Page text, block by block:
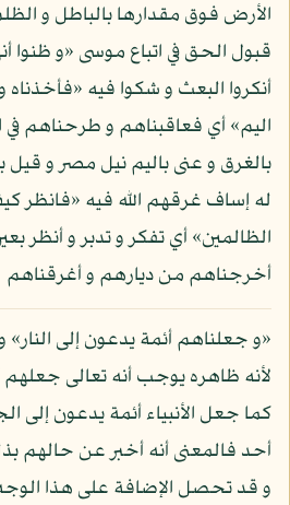
الأرض فوق مقدارها بالباطل و
قبول الحق في اتباع موسى «و ظنوا
أنكروا البعث و شكوا فيه «فأخذناه
اليم» أي فعاقبناهم و طرحناهم في
بالغرق و عنى باليم نيل مصر و
له إساف غرقهم الله فيه «فانظر
الظالمين» أي تفكر و تدبر و أنظر
أخرجناهم من ديارهم و أغرقناهم
«و جعلناهم أئمة يدعون إلى النار»
لأنه ظاهره يوجب أنه تعالى جعلهم
كما جعل الأنبياء أئمة يدعون إلى
أحد فالمعنى أنه أخبر عن حالهم
و قد تحصل الإضافة على هذا